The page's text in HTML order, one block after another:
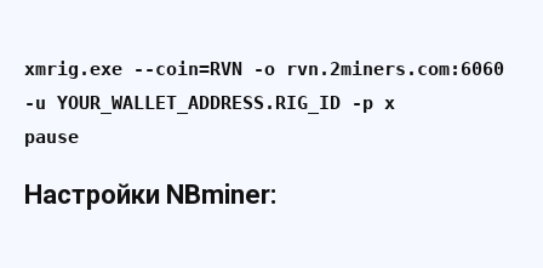
xmrig.exe --coin=RVN -o rvn.2miners.com:6060
-u YOUR_WALLET_ADDRESS.RIG_ID -p x
pause
Настройки NBminer: